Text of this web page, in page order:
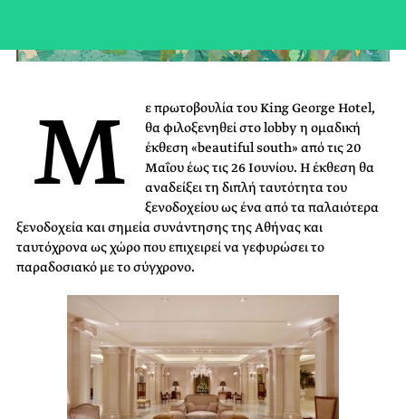
Μ
ε πρωτοβουλία του King George Hotel,
θα φιλοξενηθεί στο lobby η ομαδική
έκθεση «beautiful south» από τις 20
Μαΐου έως τις 26 Ιουνίου. Η έκθεση θα
αναδείξει τη διπλή ταυτότητα του
ξενοδοχείου ως ένα από τα παλαιότερα
ξενοδοχεία και σημεία συνάντησης της Αθήνας και
ταυτόχρονα ως χώρο που επιχειρεί να γεφυρώσει το
παραδοσιακό με το σύγχρονο.